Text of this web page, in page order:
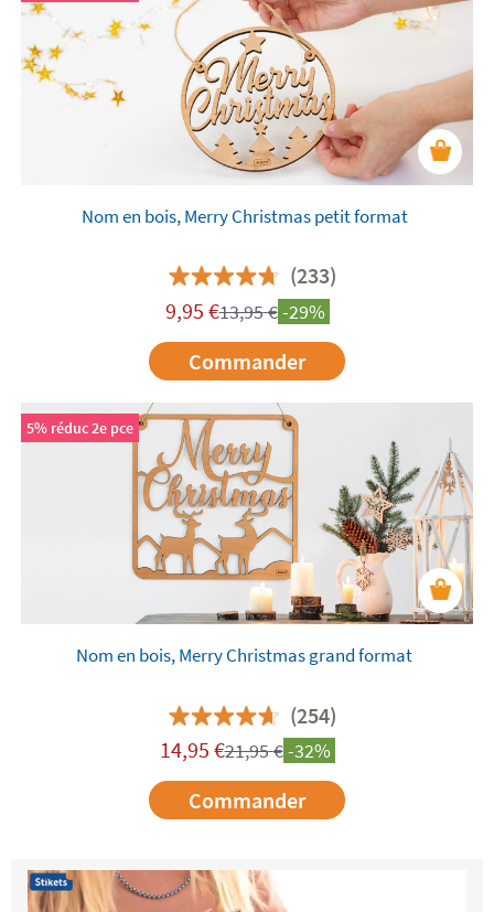
Nom en bois, Merry Christmas petit format
(233)
9,95 €13,95€-29%
Commander
5% réduc 2e pce
Nom en bois, Merry Christmas grand format
(254)
14,95 €21,95€-32%
Commander